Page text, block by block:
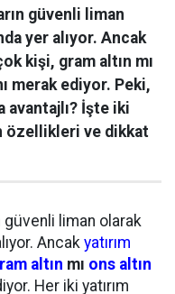
güvenli liman
yer alıyor. Ancak
kişi, gram altın mı
merak ediyor. Peki,
avantajlı? İşte iki
özellikleri ve dikkat
güvenli liman olarak
Ancak yatırım
altın mı ons altın
Her iki yatırım